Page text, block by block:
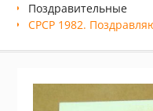
Поздравительные
СРСР 1982.